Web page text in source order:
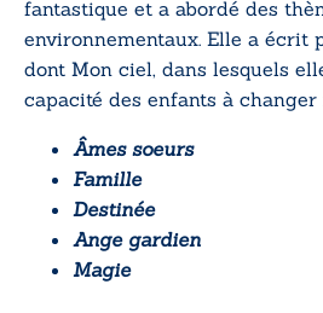
fantastique et a abordé des
environnementaux. Elle a écrit
dont Mon ciel, dans lesquels
capacité des enfants à changer
Âmes soeurs
Famille
Destinée
Ange gardien
Magie